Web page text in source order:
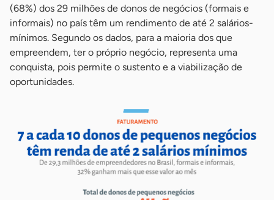
(68%) dos 29 milhões de donos de negócios (formais e
informais) no país têm um rendimento de até 2 salários-
mínimos. Segundo os dados, para a maioria dos que
empreendem, ter o próprio negócio, representa uma
conquista, pois permite o sustento e a viabilização de
oportunidades.